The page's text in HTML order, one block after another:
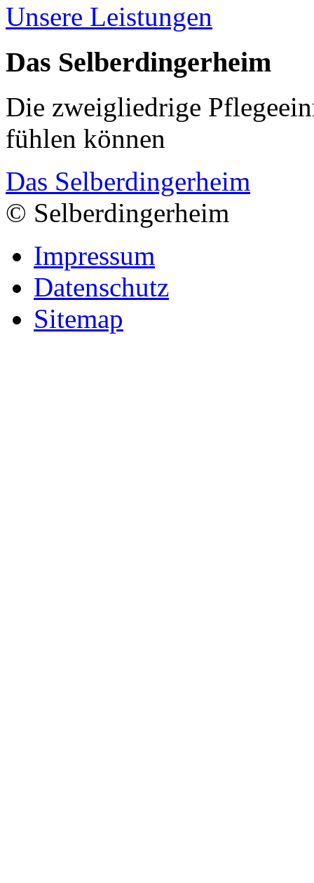
Unsere Leistungen
Das Selberdingerheim
Die zweigliedrige
fühlen können
Das Selberdingerheim
© Selberdingerheim
Impressum
Datenschutz
Sitemap